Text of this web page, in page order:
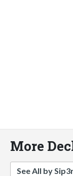
More
See All by